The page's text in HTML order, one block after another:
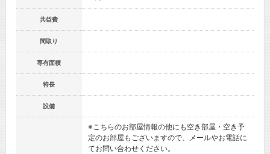
共益費
間取り
専有面積
特長
設備
※こちらのお部屋情報の他にも空き部屋・空き予
定のお部屋もございますので、メールやお電話に
てお問い合わせください。